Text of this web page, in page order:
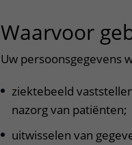
Waarvoor
Uw persoonsgegevens
ziektebeeld
nazorg van patiënten;
uitwisselen van